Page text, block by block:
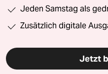
Jeden Samstag als
Zusätzlich digitale
Jetzt